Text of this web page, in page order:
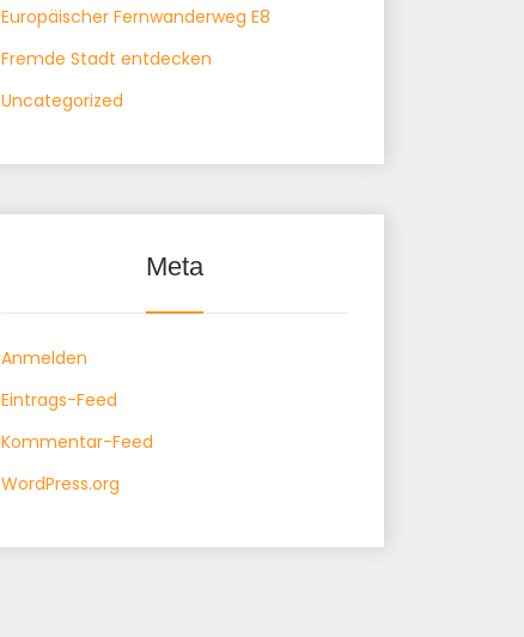
Europäischer Fernwanderweg E8
Fremde Stadt entdecken
Uncategorized
Meta
Anmelden
Eintrags-Feed
Kommentar-Feed
WordPress.org